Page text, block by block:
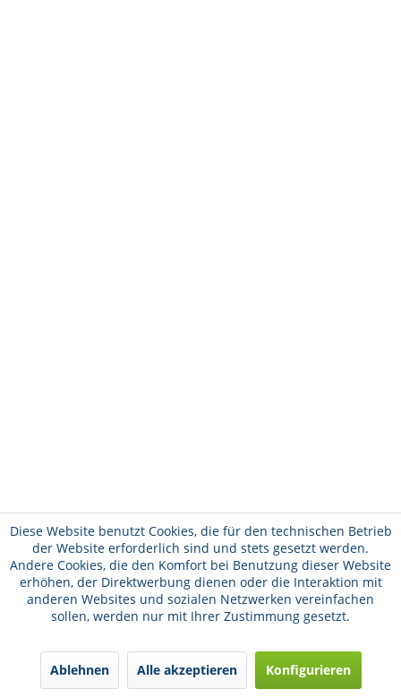
Diese Website benutzt Cookies, die für den technischen Betrieb
der Website erforderlich sind und stets gesetzt werden.
Andere Cookies, die den Komfort bei Benutzung dieser Website
erhöhen, der Direktwerbung dienen oder die Interaktion mit
anderen Websites und sozialen Netzwerken vereinfachen
sollen, werden nur mit Ihrer Zustimmung gesetzt.
Ablehnen Alle akzeptieren Konfigurieren